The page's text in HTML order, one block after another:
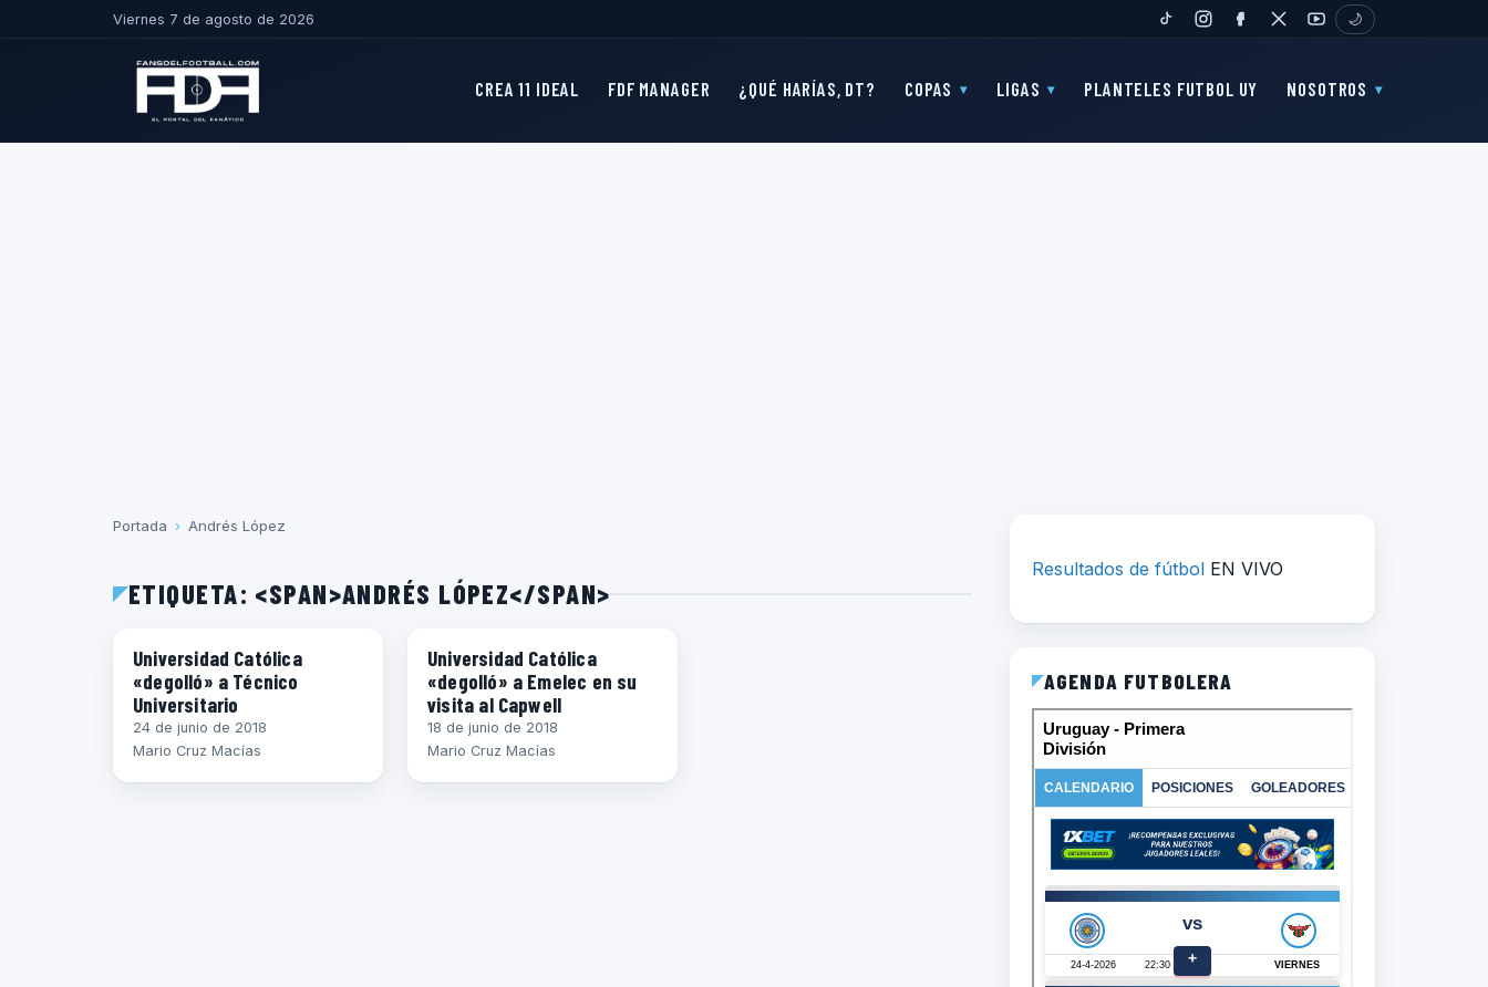
Viernes 7 de agosto de 2026
TIKTOKINSTAGRAM
FANPAGETWITTERYOUTUBE
🌙
CREA 11 IDEAL FDF MANAGER ¿QUÉ HARÍAS, DT? COPAS LIGAS PLANTELES FUTBOL UY NOSOTROS
Portada › Andrés López
ETIQUETA: <SPAN>ANDRÉS LÓPEZ</SPAN>
ECUADOR
Universidad Católica
«degolló» a Técnico
Universitario
24 de junio de 2018
Mario Cruz Macías
ECUADOR
Universidad Católica
«degolló» a Emelec en su
visita al Capwell
18 de junio de 2018
Mario Cruz Macías
Resultados de fútbol EN VIVO
AGENDA FUTBOLERA